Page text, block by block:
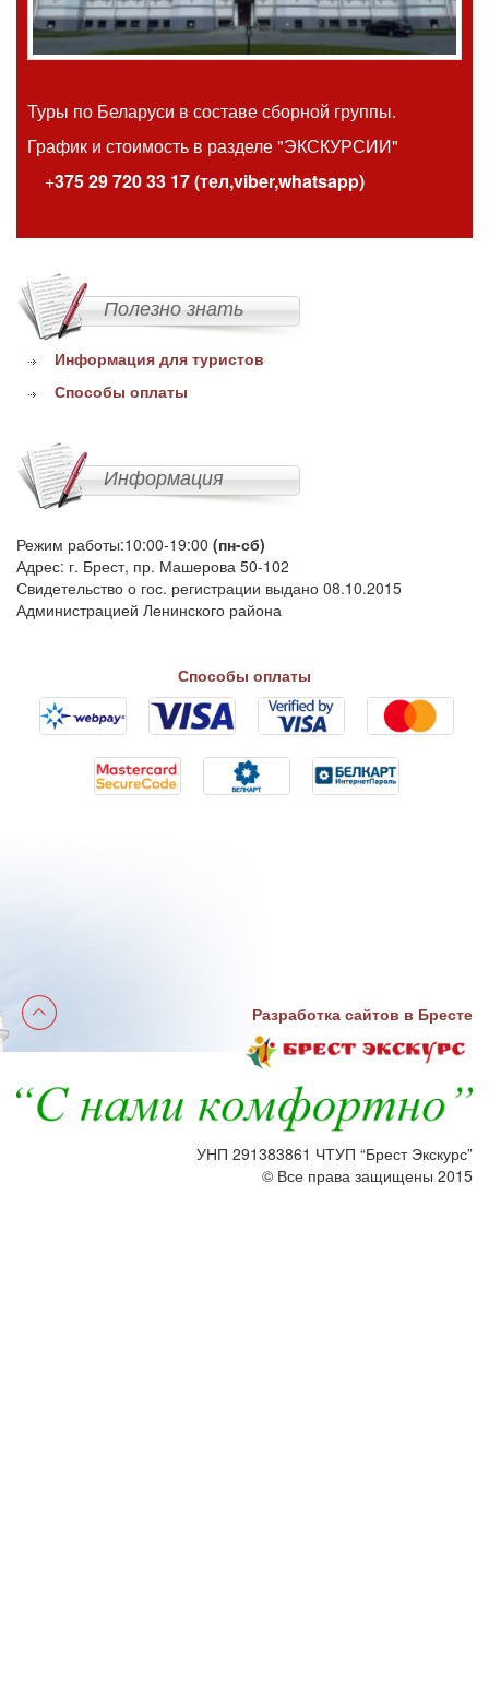
Туры по Беларуси в составе сборной группы.
График и стоимость в разделе "ЭКСКУРСИИ"
+375 29 720 33 17 (тел,viber,whatsapp)
Полезно знать
Информация для туристов
Способы оплаты
Информация
Режим работы:10:00-19:00 (пн-сб)
Адрес: г. Брест, пр. Машерова 50-102
Свидетельство о гос. регистрации выдано 08.10.2015
Администрацией Ленинского района
Способы оплаты
Разработка сайтов в Бресте
УНП 291383861 ЧТУП “Брест Экскурс”
© Все права защищены 2015